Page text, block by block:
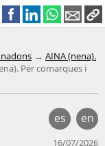
AINA (nena).
Per comarques i
es en
16/07/2026